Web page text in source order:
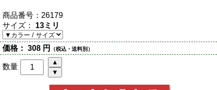
商品番号： 26179
サイズ： 13ミリ
価格： 308 円 （税込・送料別）
数量